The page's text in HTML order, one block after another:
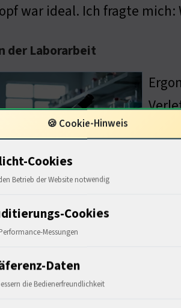
war ideal. Ich fragte
der Laborarbeit
in der Labortechnik
🍪 Cookie-Hinweis
Cookies
Betrieb der Website notwendig
Cookies
Messungen
Daten
die Bedienerfreundlichkeit